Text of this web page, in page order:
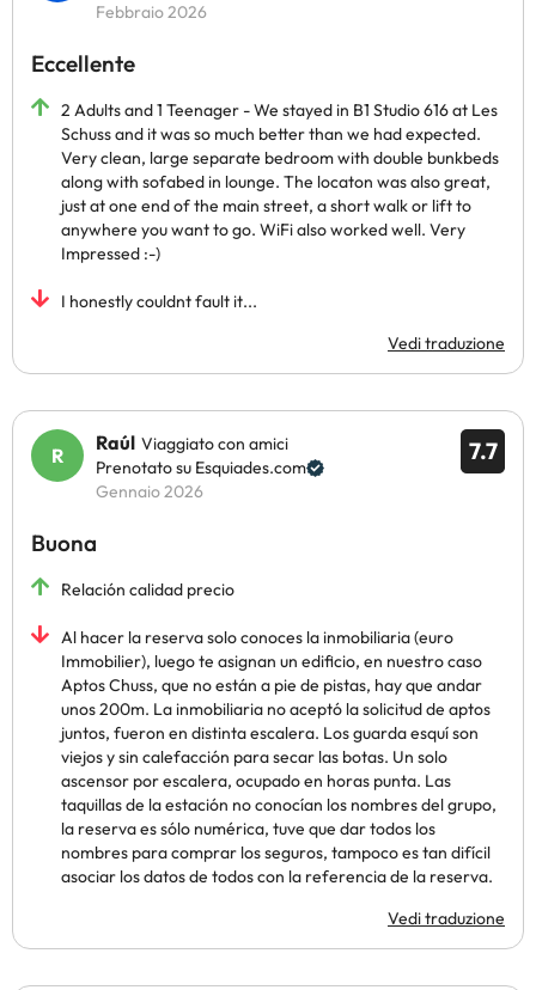
Febbraio 2026
Eccellente
2 Adults and 1 Teenager - We stayed in B1 Studio 616 at Les
Schuss and it was so much better than we had expected.
Very clean, large separate bedroom with double bunkbeds
along with sofabed in lounge. The locaton was also great,
just at one end of the main street, a short walk or lift to
anywhere you want to go. WiFi also worked well. Very
Impressed :-)
I honestly couldnt fault it...
Vedi traduzione
7.7
Raúl Viaggiato con amici
Prenotato su Esquiades.com
Gennaio 2026
Buona
Relación calidad precio
Al hacer la reserva solo conoces la inmobiliaria (euro
Immobilier), luego te asignan un edificio, en nuestro caso
Aptos Chuss, que no están a pie de pistas, hay que andar
unos 200m. La inmobiliaria no aceptó la solicitud de aptos
juntos, fueron en distinta escalera. Los guarda esquí son
viejos y sin calefacción para secar las botas. Un solo
ascensor por escalera, ocupado en horas punta. Las
taquillas de la estación no conocían los nombres del grupo,
la reserva es sólo numérica, tuve que dar todos los
nombres para comprar los seguros, tampoco es tan difícil
asociar los datos de todos con la referencia de la reserva.
Vedi traduzione